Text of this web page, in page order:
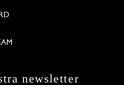
newsletter